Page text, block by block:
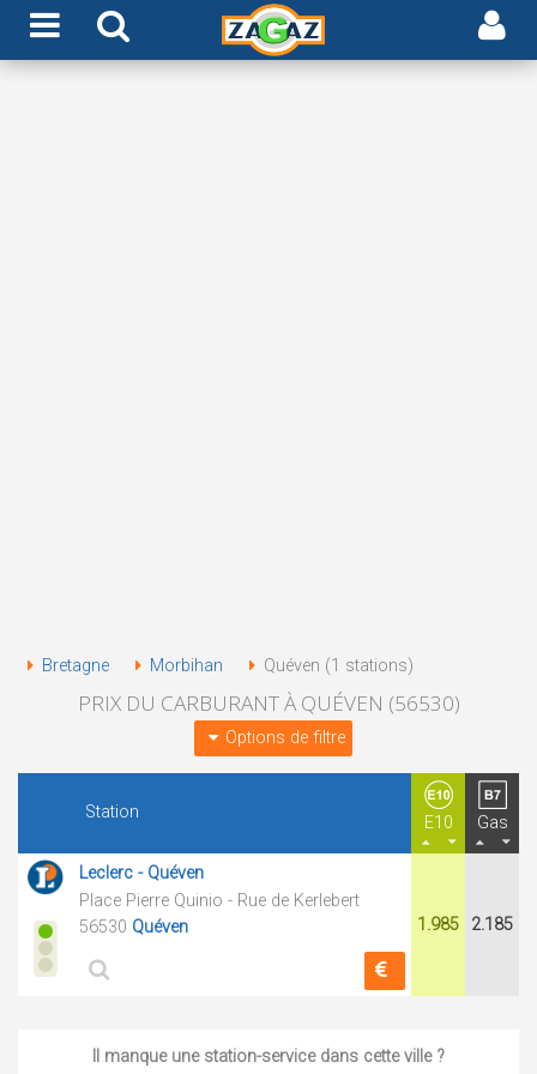
Bretagne Morbihan Quéven (1 stations)
PRIX DU CARBURANT À QUÉVEN (56530)
Options de filtre
Station
E10 Gas
Leclerc - Quéven
Place Pierre Quinio - Rue de Kerlebert
56530 Quéven 1.985 2.185
Il manque une station-service dans cette ville ?